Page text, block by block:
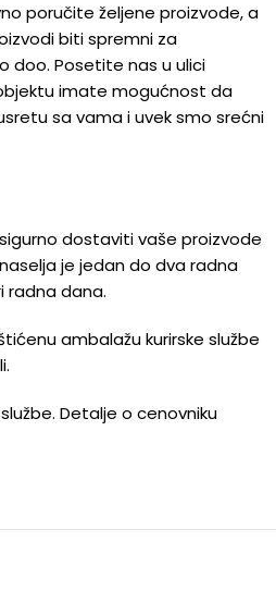
poručite željene proizvode, a
biti spremni za
doo. Posetite nas u ulici
imate mogućnost da
sa vama i uvek smo srećni
dostaviti vaše proizvode
je jedan do dva radna
radna dana.
ambalažu kurirske službe
Detalje o cenovniku